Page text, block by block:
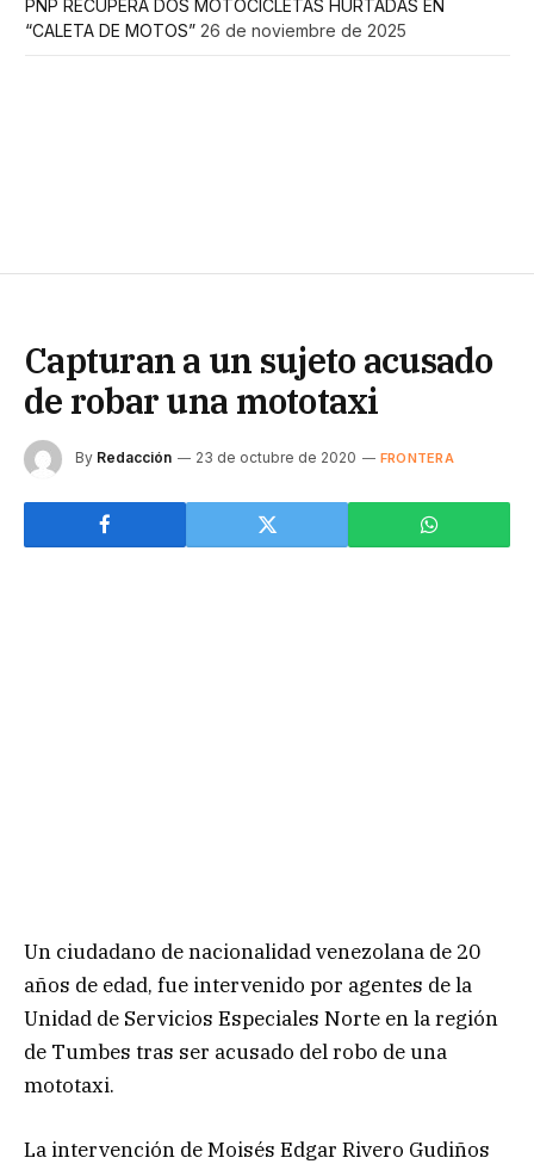
PNP RECUPERA DOS MOTOCICLETAS HURTADAS EN
“CALETA DE MOTOS” 26 de noviembre de 2025
Capturan a un sujeto acusado
de robar una mototaxi
By Redacción 23 de octubre de 2020 FRONTERA
Un ciudadano de nacionalidad venezolana de 20
años de edad, fue intervenido por agentes de la
Unidad de Servicios Especiales Norte en la región
de Tumbes tras ser acusado del robo de una
mototaxi.
La intervención de Moisés Edgar Rivero Gudiños